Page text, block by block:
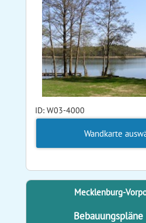
ID: W03-4000
Wandkarte
Mecklenburg-